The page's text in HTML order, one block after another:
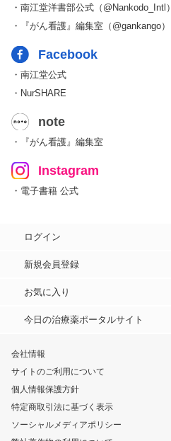
・南江堂洋書部公式（@Nankodo_Intl）
・『がん看護』編集室（@gankango）
Facebook
・南江堂公式
・NurSHARE
note
・『がん看護』編集室
Instagram
・電子書籍 公式
ログイン
新規会員登録
お気に入り
今日の治療薬ポータルサイト
会社情報
サイトのご利用について
個人情報保護方針
特定商取引法に基づく表示
ソーシャルメディアポリシー